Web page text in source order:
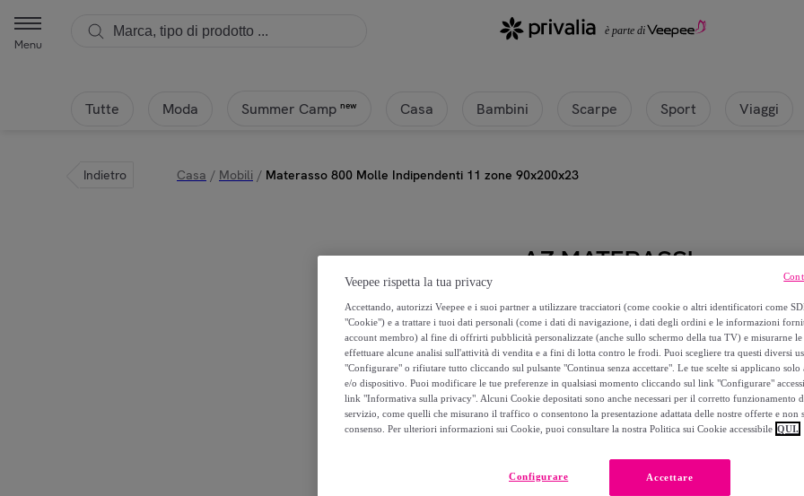
Menu
Tutte Moda Summer Camp new Casa Bambini Scarpe Sport Viaggi
Indietro Casa / Mobili / Materasso 800 Molle Indipendenti 11 zone 90x200x23
AZ MATERASSI
Materasso 800 Molle
306,99 €
1.673,00 €
Modello: Materasso 800 Molle Indipendenti
Veepee rispetta la tua privacy
Accettando, autorizzi Veepee e i suoi partner a utilizzare tracciatori (come cookie o altri identificatori come
"Cookie") e a trattare i tuoi dati personali (come i dati di navigazione, i dati degli ordini e le informazioni
account membro) al fine di offrirti pubblicità personalizzate (anche sullo schermo della tua TV) e misurarne le
effettuare alcune analisi sull'attività di vendita e a fini di lotta contro le frodi. Puoi scegliere tra questi diversi
"Configurare" o rifiutare tutto cliccando sul pulsante "Continua senza accettare". Le tue scelte si applicano solo
e/o dispositivo. Puoi modificare le tue preferenze in qualsiasi momento cliccando sul link "Configurare"
link "Informativa sulla privacy". Alcuni Cookie depositati sono anche necessari per il corretto funzionamento
servizio, come quelli che misurano il traffico o consentono la presentazione adattata delle nostre offerte e non
consenso. Per ulteriori informazioni sui Cookie, puoi consultare la nostra Politica sui Cookie accessibile QUI.
Accettare
Configurare